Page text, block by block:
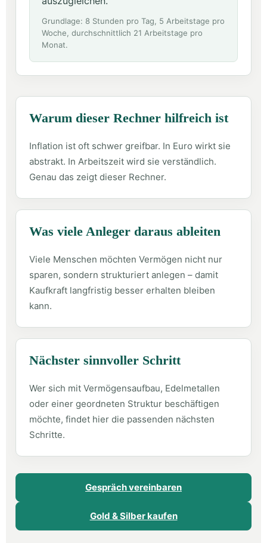
Grundlage: 8 Stunden pro Tag, 5 Arbeitstage pro
Woche, durchschnittlich 21 Arbeitstage pro
Monat.
Warum dieser Rechner hilfreich ist
Inflation ist oft schwer greifbar. In Euro wirkt sie
abstrakt. In Arbeitszeit wird sie verständlich.
Genau das zeigt dieser Rechner.
Was viele Anleger daraus ableiten
Viele Menschen möchten Vermögen nicht nur
sparen, sondern strukturiert anlegen – damit
Kaufkraft langfristig besser erhalten bleiben
kann.
Nächster sinnvoller Schritt
Wer sich mit Vermögensaufbau, Edelmetallen
oder einer geordneten Struktur beschäftigen
möchte, findet hier die passenden nächsten
Schritte.
Gespräch vereinbaren
Gold & Silber kaufen